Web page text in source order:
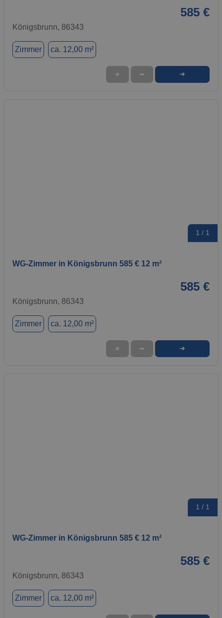
585 €
Königsbrunn, 86343
Zimmer ca. 12,00 m²
★ ➦ ➜
1 / 1
WG-Zimmer in Königsbrunn 585 € 12 m²
585 €
Königsbrunn, 86343
Zimmer ca. 12,00 m²
★ ➦ ➜
1 / 1
WG-Zimmer in Königsbrunn 585 € 12 m²
585 €
Königsbrunn, 86343
Zimmer ca. 12,00 m²